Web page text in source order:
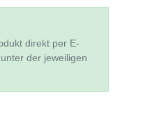
direkt per E-
der jeweiligen